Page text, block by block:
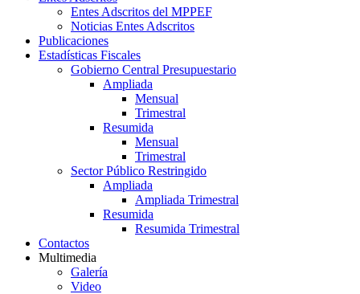
Entes Adscritos del MPPEF
Noticias Entes Adscritos
Publicaciones
Estadísticas Fiscales
Gobierno Central Presupuestario
Ampliada
Mensual
Trimestral
Resumida
Mensual
Trimestral
Sector Público Restringido
Ampliada
Ampliada Trimestral
Resumida
Resumida Trimestral
Contactos
Multimedia
Galería
Video